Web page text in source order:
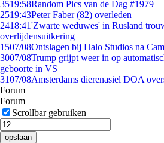
3519:58Random Pics van de Dag #1979
2519:43Peter Faber (82) overleden
2418:41'Zwarte weduwes' in Rusland
overlijdensuitkering
1507/08Ontslagen bij Halo Studios na
3007/08Trump grijpt weer in op
geboorte in VS
3107/08Amsterdams dierenasiel DOA
Forum
Forum
Scrollbar gebruiken
opslaan